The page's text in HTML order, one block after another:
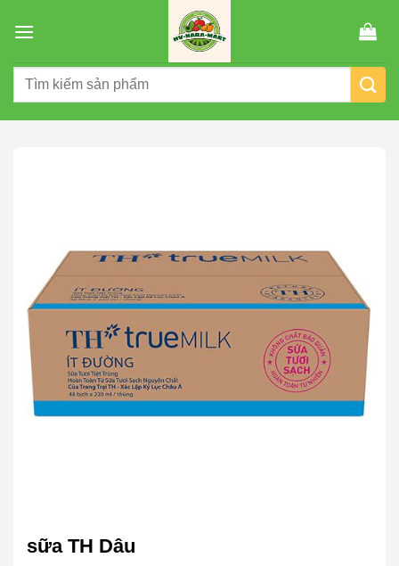
đến
dung
Tìm
sữa TH Dâu